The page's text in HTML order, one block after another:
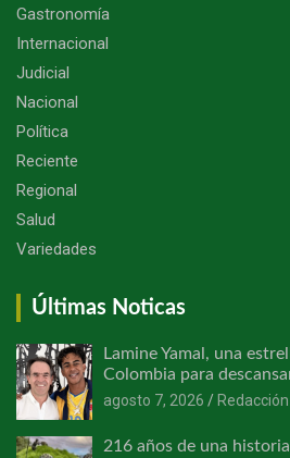
Gastronomía
Internacional
Judicial
Nacional
Política
Reciente
Regional
Salud
Variedades
Últimas Noticas
Lamine Yamal, una
Colombia para
agosto 7, 2026
216 años de una